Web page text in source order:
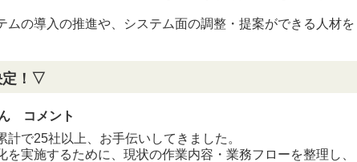
ムの導入の推進や、システム面の調整・提案ができる人材を
定！▽
コメント
で25社以上、お手伝いしてきました。
実施するために、現状の作業内容・業務フローを整理し、